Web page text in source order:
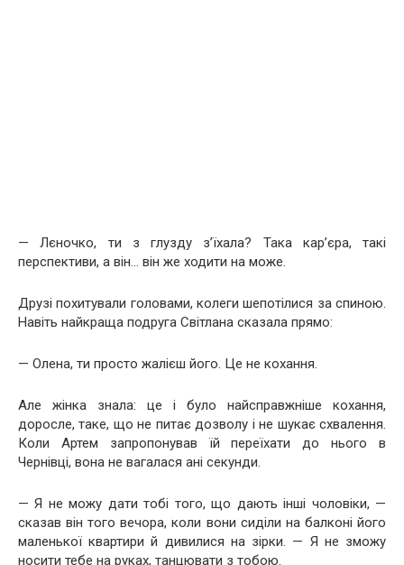
— Лєночко, ти з глузду з’їхала? Така кар’єра, такі
перспективи, а він… він же ходити на може.
Друзі похитували головами, колеги шепотілися за спиною.
Навіть найкраща подруга Світлана сказала прямо:
— Олена, ти просто жалієш його. Це не кохання.
Але жінка знала: це і було найсправжніше кохання,
доросле, таке, що не питає дозволу і не шукає схвалення.
Коли Артем запропонував їй переїхати до нього в
Чернівці, вона не вагалася ані секунди.
— Я не можу дати тобі того, що дають інші чоловіки, —
сказав він того вечора, коли вони сиділи на балконі його
маленької квартири й дивилися на зірки. — Я не зможу
носити тебе на руках, танцювати з тобою.